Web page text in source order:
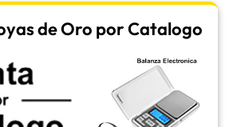
de Oro por Catalogo